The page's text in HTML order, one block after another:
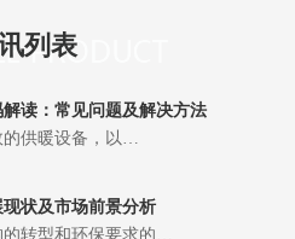
列表
读：常见问题及解决方法
的供暖设备，以…
状及市场前景分析
的转型和环保要求的…